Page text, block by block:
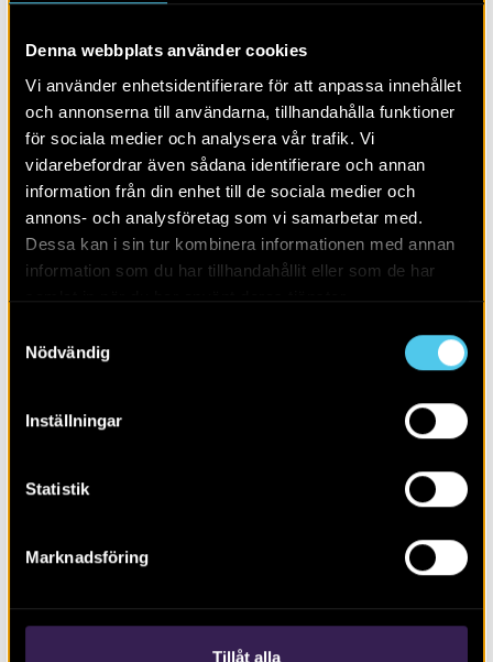
Denna webbplats använder cookies
Vi använder enhetsidentifierare för att anpassa innehållet
och annonserna till användarna, tillhandahålla funktioner
för sociala medier och analysera vår trafik. Vi
vidarebefordrar även sådana identifierare och annan
information från din enhet till de sociala medier och
annons- och analysföretag som vi samarbetar med.
Dessa kan i sin tur kombinera informationen med annan
information som du har tillhandahållit eller som de har
Nödvändig
Inställningar
Statistik
Marknadsföring
Tillåt alla
Kokgropar i klungor i Sunnvära
NY BOK